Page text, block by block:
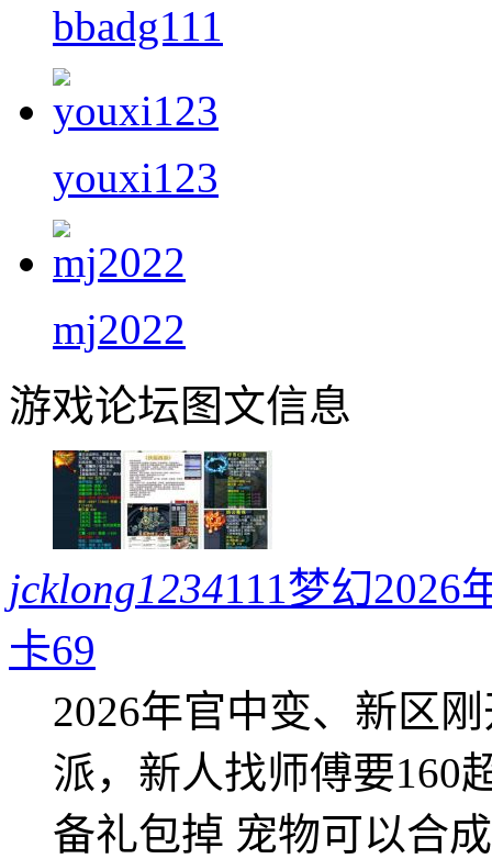
bbadg111
youxi123
mj2022
游戏论坛图文信息
jcklong1234111梦幻2026
卡69
2026年官中变、新区
派，新人找师傅要160
备礼包掉 宠物可以合